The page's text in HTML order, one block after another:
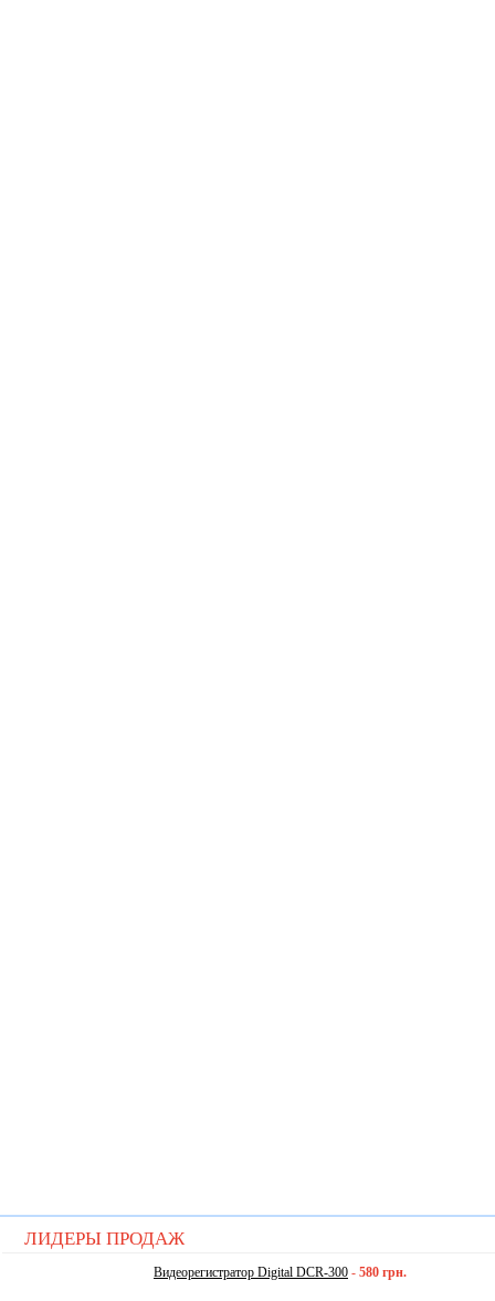
ЛИДЕРЫ ПРОДАЖ
Видеорегистратор Digital DCR-300 - 580 грн.